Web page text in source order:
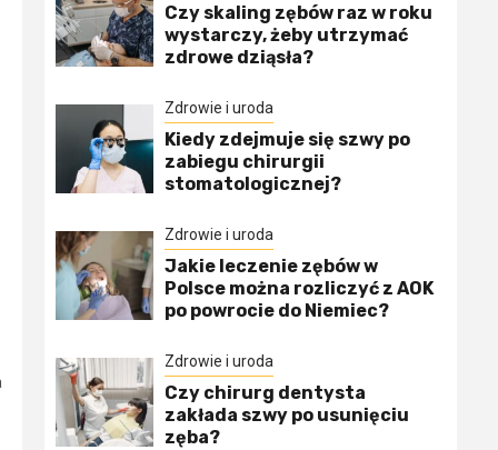
Czy skaling zębów raz w roku
wystarczy, żeby utrzymać
zdrowe dziąsła?
Zdrowie i uroda
Kiedy zdejmuje się szwy po
zabiegu chirurgii
stomatologicznej?
Zdrowie i uroda
Jakie leczenie zębów w
Polsce można rozliczyć z AOK
po powrocie do Niemiec?
Zdrowie i uroda
Czy chirurg dentysta
zakłada szwy po usunięciu
zęba?